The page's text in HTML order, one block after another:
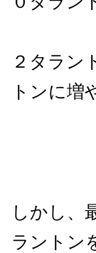
２タラン
トンに増
しかし、
ラントン